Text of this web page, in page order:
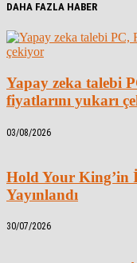
DAHA FAZLA HABER
Yapay zeka talebi
fiyatlarını yukarı
03/08/2026
Hold Your King’in
Yayınlandı
30/07/2026